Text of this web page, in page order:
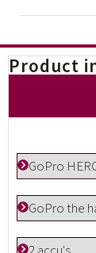
Product
GoPro
GoPro the
2 accu's